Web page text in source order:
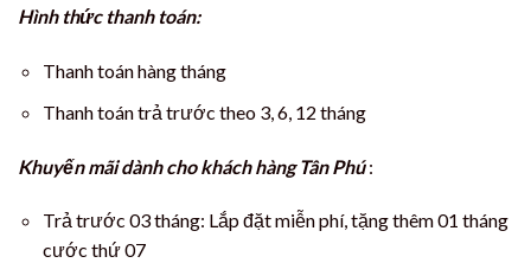
Hình thức thanh toán:
Thanh toán hàng tháng
Thanh toán trả trước theo 3, 6, 12 tháng
Khuyến mãi dành cho khách hàng Tân Phú:
Trả trước 03 tháng: Lắp đặt miễn phí, tặng thêm 01 tháng
cước thứ 07